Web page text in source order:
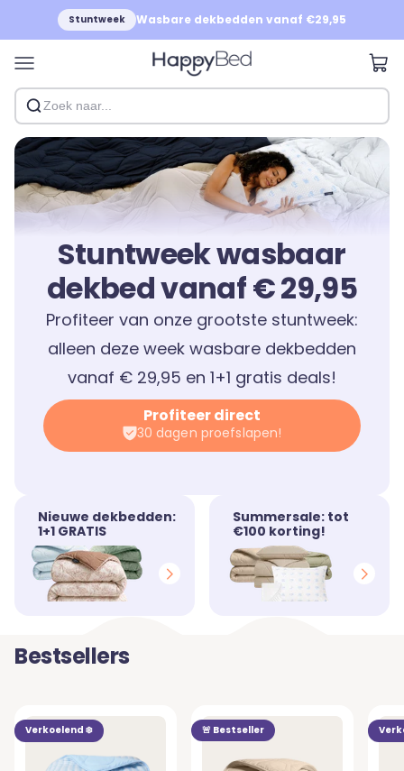
Naar inhoudStuntweek Wasbare dekbedden vanaf €29,95
Menu HappyBed
Stuntweek wasbaar
dekbed vanaf € 29,95
Profiteer van onze grootste stuntweek:
alleen deze week wasbare dekbedden
vanaf € 29,95 en 1+1 gratis deals!
Profiteer direct
30 dagen proefslapen!
Nieuwe dekbedden:
1+1 GRATIS
Summersale: tot
€100 korting!
Bestsellers
Verkoelend ❄️ 🚨 Bestseller